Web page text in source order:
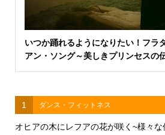
いつか踊れるようになりたい！フラ
アン・ソング～美しきプリンセスの
1 ダンス・フィットネス
オヒアの木にレフアの花が咲く~様々